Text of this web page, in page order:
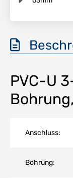
PVC-U
Anschluss:
Bohrung: